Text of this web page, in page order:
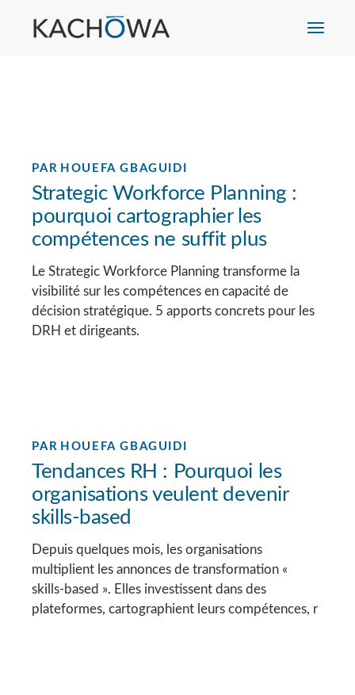
PAR HOUEFA GBAGUIDI
Strategic Workforce Planning :
pourquoi cartographier les
compétences ne suffit plus
Le Strategic Workforce Planning transforme la
visibilité sur les compétences en capacité de
décision stratégique. 5 apports concrets pour les
DRH et dirigeants.
PAR HOUEFA GBAGUIDI
Tendances RH : Pourquoi les
organisations veulent devenir
skills-based
Depuis quelques mois, les organisations
multiplient les annonces de transformation «
skills-based ». Elles investissent dans des
plateformes, cartographient leurs compétences, r